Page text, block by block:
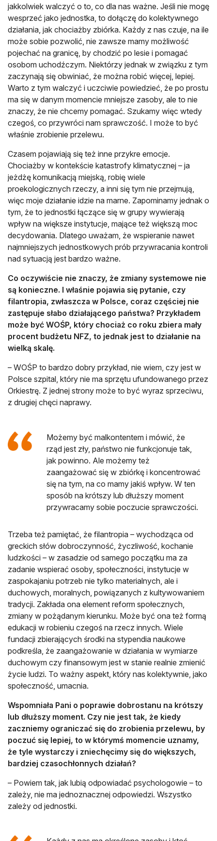
jakkolwiek walczyć o to, co dla nas ważne. Jeśli nie mogę
wesprzeć jako jednostka, to dołączę do kolektywnego
działania, jak chociażby zbiórka. Każdy z nas czuje, na ile
może sobie pozwolić, nie zawsze mamy możliwość
pojechać na granicę, by chodzić po lesie i pomagać
osobom uchodźczym. Niektórzy jednak w związku z tym
zaczynają się obwiniać, że można robić więcej, lepiej.
Warto z tym walczyć i uczciwie powiedzieć, że po prostu
ma się w danym momencie mniejsze zasoby, ale to nie
znaczy, że nie chcemy pomagać. Szukamy więc wtedy
czegoś, co przywróci nam sprawczość. I może to być
właśnie zrobienie przelewu.
Czasem pojawiają się też inne przykre emocje.
Chociażby w kontekście katastrofy klimatycznej – ja
jeżdżę komunikacją miejską, robię wiele
proekologicznych rzeczy, a inni się tym nie przejmują,
więc moje działanie idzie na marne. Zapominamy jednak o
tym, że to jednostki łączące się w grupy wywierają
wpływ na większe instytucje, mające też większą moc
decydowania. Dlatego uważam, że wspieranie nawet
najmniejszych jednostkowych prób przywracania kontroli
nad sytuacją jest bardzo ważne.
Co oczywiście nie znaczy, że zmiany systemowe nie
są konieczne. I właśnie pojawia się pytanie, czy
filantropia, zwłaszcza w Polsce, coraz częściej nie
zastępuje słabo działającego państwa? Przykładem
może być WOŚP, który chociaż co roku zbiera mały
procent budżetu NFZ, to jednak jest to działanie na
wielką skalę.
– WOŚP to bardzo dobry przykład, nie wiem, czy jest w
Polsce szpital, który nie ma sprzętu ufundowanego przez
Orkiestrę. Z jednej strony może to być wyraz sprzeciwu,
z drugiej chęci naprawy.
Możemy być malkontentem i mówić, że
rząd jest zły, państwo nie funkcjonuje tak,
jak powinno. Ale możemy też
zaangażować się w zbiórkę i koncentrować
się na tym, na co mamy jakiś wpływ. W ten
sposób na krótszy lub dłuższy moment
przywracamy sobie poczucie sprawczości.
Trzeba też pamiętać, że filantropia – wychodząca od
greckich słów dobroczynność, życzliwość, kochanie
ludzkości – w zasadzie od samego początku ma za
zadanie wspierać osoby, społeczności, instytucje w
zaspokajaniu potrzeb nie tylko materialnych, ale i
duchowych, moralnych, powiązanych z kultywowaniem
tradycji. Zakłada ona element reform społecznych,
zmiany w pożądanym kierunku. Może być ona też formą
edukacji w robieniu czegoś na rzecz innych. Wiele
fundacji zbierających środki na stypendia naukowe
podkreśla, że zaangażowanie w działania w wymiarze
duchowym czy finansowym jest w stanie realnie zmienić
życie ludzi. To ważny aspekt, który nas kolektywnie, jako
społeczność, umacnia.
Wspomniała Pani o poprawie dobrostanu na krótszy
lub dłuższy moment. Czy nie jest tak, że kiedy
zaczniemy ograniczać się do zrobienia przelewu, by
poczuć się lepiej, to w którymś momencie uznamy,
że tyle wystarczy i zniechęcimy się do większych,
bardziej czasochłonnych działań?
– Powiem tak, jak lubią odpowiadać psychologowie – to
zależy, nie ma jednoznacznej odpowiedzi. Wszystko
zależy od jednostki.